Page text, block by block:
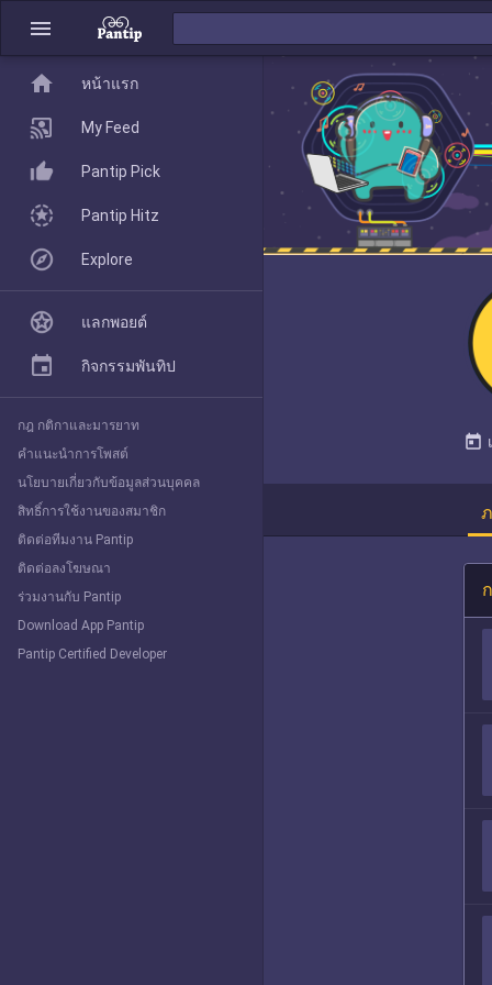
menu
today
home
Pantip Pick
Explore
home หน้าแรก
My Feed
Pantip Pick
Pantip Hitz
Explore
แลกพอยต์
กิจกรรมพันทิป
กฎ กติกาและมารยาท
คำแนะนำการโพสต์
นโยบายเกี่ยวกับข้อมูลส่วนบุคคล
สิทธิ์การใช้งานของสมาชิก
ติดต่อทีมงาน Pantip
ติดต่อลงโฆษณา
ร่วมงานกับ Pantip
Download App Pantip
Pantip Certified Developer